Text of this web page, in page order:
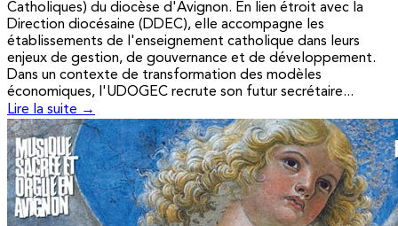
Catholiques) du diocèse d'Avignon. En lien étroit avec la
Direction diocésaine (DDEC), elle accompagne les
établissements de l'enseignement catholique dans leurs
enjeux de gestion, de gouvernance et de développement.
Dans un contexte de transformation des modèles
économiques, l'UDOGEC recrute son futur secrétaire...
Lire la suite →